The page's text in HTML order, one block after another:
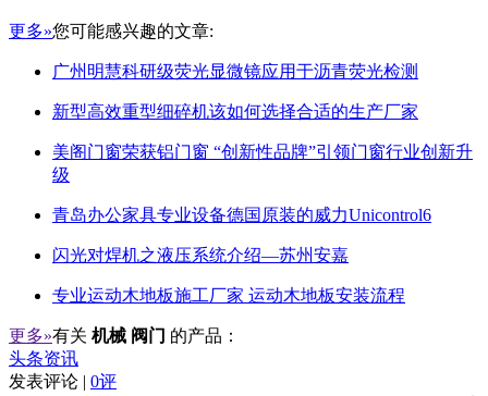
更多»您可能感兴趣的文章:
广州明慧科研级荧光显微镜应用于沥青荧光检测
新型高效重型细碎机该如何选择合适的生产厂家
美阁门窗荣获铝门窗 “创新性品牌”引领门窗行业创新升
级
青岛办公家具专业设备德国原装的威力Unicontrol6
闪光对焊机之液压系统介绍—苏州安嘉
专业运动木地板施工厂家 运动木地板安装流程
更多»有关 机械 阀门 的产品：
头条资讯
发表评论 | 0评